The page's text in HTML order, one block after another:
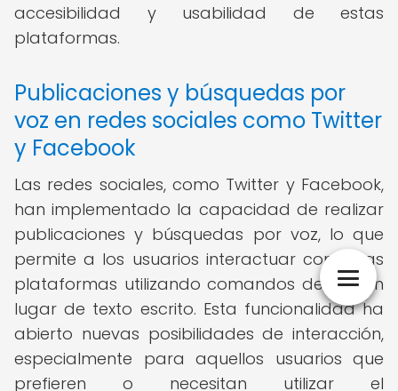
accesibilidad y usabilidad de estas
plataformas.
Publicaciones y búsquedas por
voz en redes sociales como Twitter
y Facebook
Las redes sociales, como Twitter y Facebook,
han implementado la capacidad de realizar
publicaciones y búsquedas por voz, lo que
permite a los usuarios interactuar con estas
plataformas utilizando comandos de voz en
lugar de texto escrito. Esta funcionalidad ha
abierto nuevas posibilidades de interacción,
especialmente para aquellos usuarios que
prefieren o necesitan utilizar el